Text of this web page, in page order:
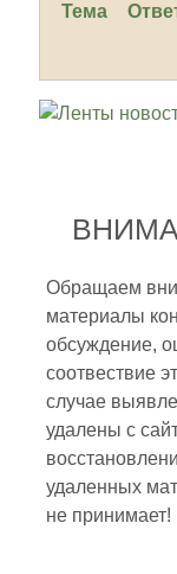
Тема
Обращаем
материалы
обсуждение,
соотвествие
случае
удалены с
удаленных
не принимает!